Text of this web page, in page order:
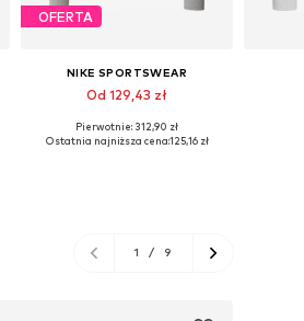
OFERTA
NIKE SPORTSWEAR
Od 129,43 zł
Dostępne rozmiary: XS, S, M, L, XL
Pierwotnie: 312,90 zł
Ostatnia najniższa cena:125,16 zł
1 / 9